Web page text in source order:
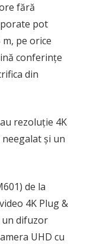
fără
pot
pe orice
conferințe
din
rezoluție 4K
și un
de la
4K Plug &
un difuzor
UHD cu